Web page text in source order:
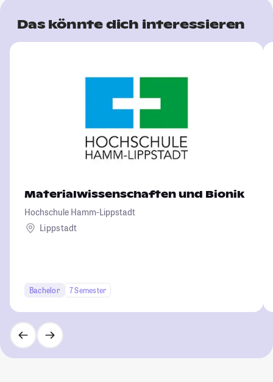
Das könnte dich interessieren
Materialwissenschaften und Bionik
Hochschule Hamm-Lippstadt
Lippstadt
Bachelor 7 Semester